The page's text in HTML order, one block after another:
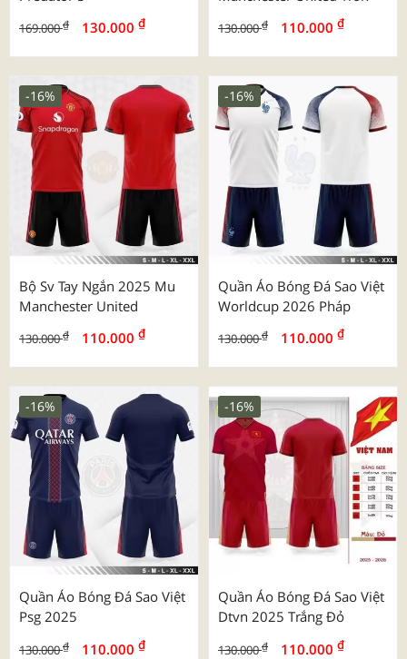
169.000₫ 130.000 ₫ 130.000₫ 110.000 ₫
Bộ Sv Tay Ngắn 2025 Mu
Manchester United
130.000₫ 110.000 ₫
-16%
Quần Áo Bóng Đá Sao Việt
Worldcup 2026 Pháp
130.000₫ 110.000 ₫
-16%
Quần Áo Bóng Đá Sao Việt
Psg 2025
130.000₫ 110.000 ₫
-16%
Quần Áo Bóng Đá Sao Việt
Dtvn 2025 Trắng Đỏ
130.000₫ 110.000 ₫
-16%